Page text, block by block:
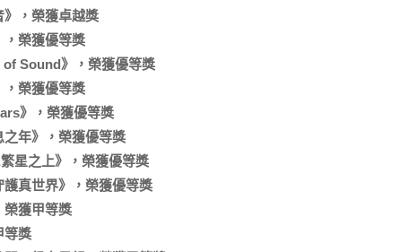
》，榮獲卓越獎
，榮獲優等獎
of Sound》，榮獲優等獎
，榮獲優等獎
》，榮獲優等獎
年》，榮獲優等獎
星之上》，榮獲優等獎
真世界》，榮獲優等獎
榮獲甲等獎
等獎